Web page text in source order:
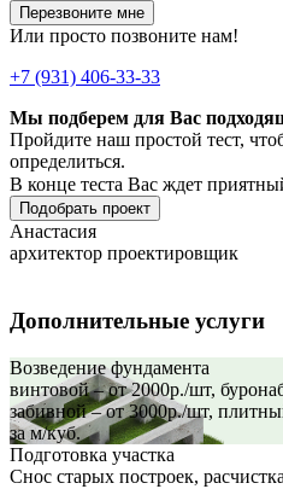
Перезвоните мне
Или просто позвоните нам!
+7 (931) 406-33-33
Мы подберем для Вас
Пройдите наш простой тест,
определиться.
В конце теста Вас ждет
Подобрать проект
Анастасия
архитектор проектировщик
Дополнительные услуги
Возведение фундамента
винтовой – от 2000р./шт,
забивной – от 3000р./шт,
за м/куб.
Подготовка участка
Снос старых построек,